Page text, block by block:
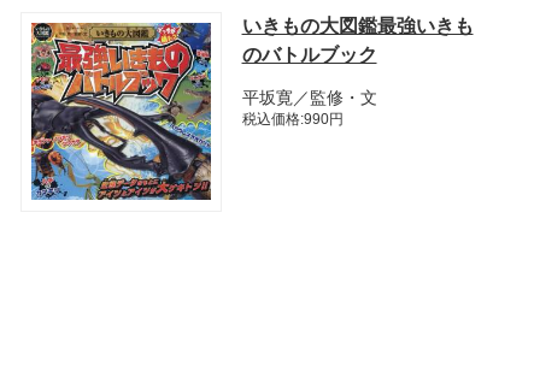
いきもの大図鑑最強いきも
のバトルブック
平坂寛／監修・文
税込価格:990円